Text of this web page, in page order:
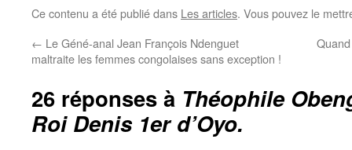
Ce contenu a été publié dans Les articles. Vous pouvez le
← Le Géné-anal Jean François Ndenguet
maltraite les femmes congolaises sans exception !
26 réponses à Théophile
Roi Denis 1er d’Oyo.